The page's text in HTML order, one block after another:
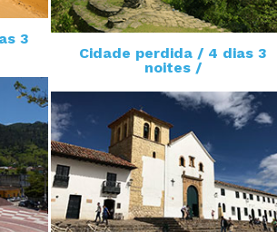
3
Cidade perdida / 4 dias 3
noites /